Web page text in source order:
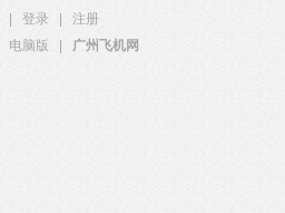
登录
注册
电脑版 广州飞机网